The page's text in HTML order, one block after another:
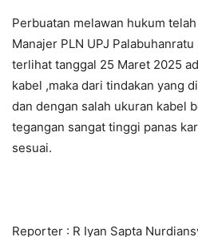
Perbuatan melawan hukum
Manajer PLN UPJ
terlihat tanggal 25 Maret 2025
kabel ,maka dari tindakan yang
dan dengan salah ukuran kabel
tegangan sangat tinggi panas
sesuai.
Reporter : R Iyan Sapta